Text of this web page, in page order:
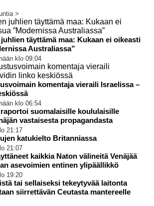
>
täyttämä maa: Kukaan ei oikeasti
Australiassa”
klo 09:04
komentaja vieraili Israelissa –
klo 06:54
suomalaisille koululaisille
vastaisesta propagandasta
21:17
katukielto Britanniassa
21:07
kaikkia Naton välineitä Venäjää
asevoimien entinen ylipäällikkö
19:20
tai sellaiseksi tekeytyvää laitonta
siirrettävän Ceutasta mantereelle